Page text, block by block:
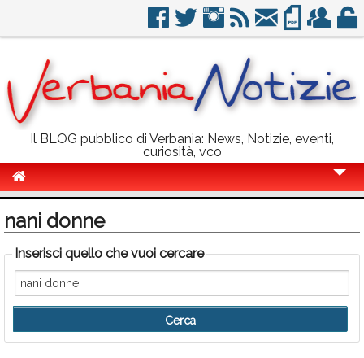
Il BLOG pubblico di Verbania: News, Notizie, eventi,
curiosità, vco
Politica
Sport
Eventi
Info Utili
nani donne
Inserisci quello che vuoi cercare